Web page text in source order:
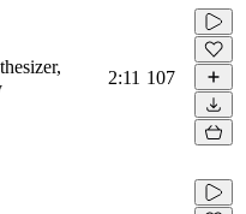
2:11 107